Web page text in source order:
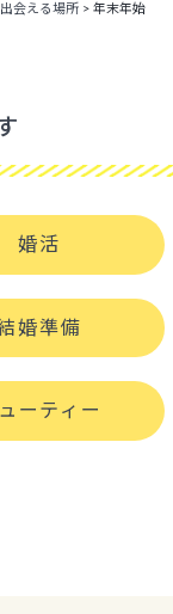
出会える場所 > 年末年始
婚活
婚準備
ーティー